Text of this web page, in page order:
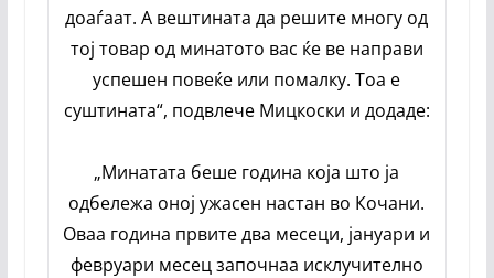
доаѓаат. А вештината да решите многу од
тој товар од минатото вас ќе ве направи
успешен повеќе или помалку. Тоа е
суштината“, подвлече Мицкоски и додаде:
„Минатата беше година која што ја
одбележа оној ужасен настан во Кочани.
Оваа година првите два месеци, јануари и
февруари месец започнаа исклучително